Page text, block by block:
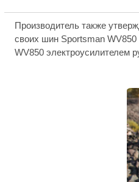
Производитель также
своих шин Sportsman
WV850 электроусилителем